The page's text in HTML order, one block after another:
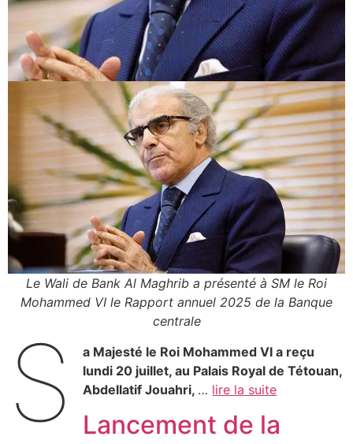
Le Wali de Bank Al Maghrib a présenté à SM le Roi
Mohammed VI le Rapport annuel 2025 de la Banque
centrale
S
a Majesté le Roi Mohammed VI a reçu
lundi 20 juillet, au Palais Royal de Tétouan,
Abdellatif Jouahri, … lire la suite
Lancement de la